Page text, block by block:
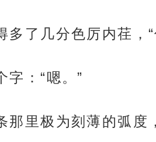
了几分色厉内荏，
：“嗯。”
里极为刻薄的弧度